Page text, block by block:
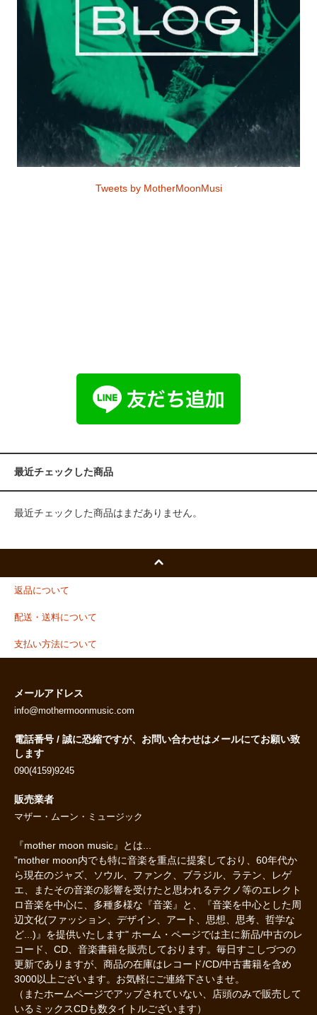
Tweets by MotherMoonMusi
最近チェックした商品
最近チェックした商品はまだありません。
返品について
配送・送料について
支払い方法について
メールアドレス
info@mothermoonmusic.com
電話番号 / 誠に恐縮ですが、お問い合わせはメールにてお願い致
します
090(4159)9245
販売業者
マザー・ムーン・ミュージック
『mother moon music』とは...
”mother moon内でも特に音楽を重点に提案しており、60年代か
ら現在のジャズ、ソウル、ファンク、ブラジル、ラテン、レゲ
エ、またその音楽の影響を受けたと思われるテクノ等のエレクト
ロ音楽を中心に、多種多様な『音楽』と、『音楽を中心とした周
辺文化(ファッション、デザイン、アート、思想、思考、哲学な
ど...)』を提供いたします" ホーム・ページでは主に新品/中古のレ
コード、CD、音楽書籍を販売しております。毎日すこしづつの
更新でありますが、商品の在庫はレコード/CD/中古書籍を含め
3000以上ございます。お気軽にご連絡下さいませ。
（またホームページでアップされていない、店頭のみで販売して
いるミックスCDも数タイトルございます）